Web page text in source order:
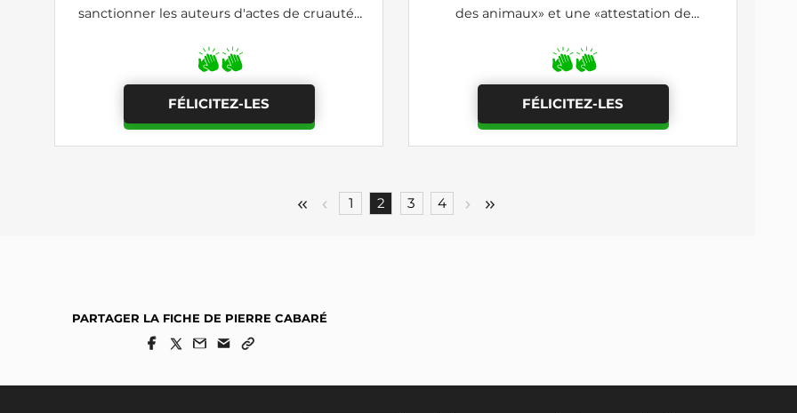
sanctionner les auteurs d'actes de cruautés
FÉLICITEZ-LES
des animaux» et une «attestation de
FÉLICITEZ-LES
1 2 3 4
PARTAGER LA FICHE DE PIERRE CABARÉ